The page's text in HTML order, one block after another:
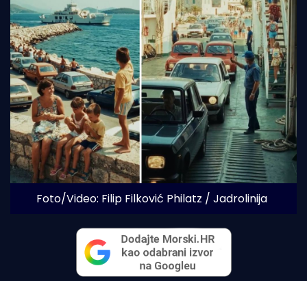
Foto/Video: Filip Filković Philatz / Jadrolinija